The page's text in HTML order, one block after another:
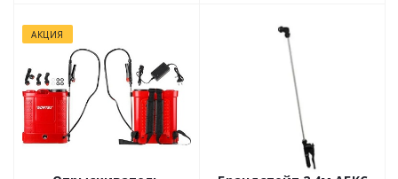
АКЦИЯ